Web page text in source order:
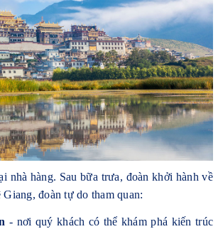
nhà hàng. Sau bữa trưa, đoàn khởi hành về
đoàn tự do tham quan:
- nơi quý khách có thể khám phá kiến trúc